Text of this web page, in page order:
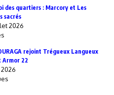
des quartiers : Marcory et Les
sacrés
2026
rejoint Trégueux Langueux
Armor 22
2026